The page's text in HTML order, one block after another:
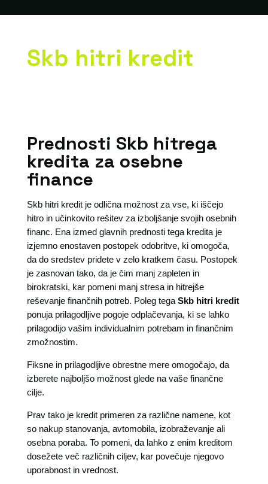
Skb hitri kredit
Prednosti Skb hitrega
kredita za osebne
finance
Skb hitri kredit je odlična možnost za vse, ki iščejo
hitro in učinkovito rešitev za izboljšanje svojih osebnih
financ. Ena izmed glavnih prednosti tega kredita je
izjemno enostaven postopek odobritve, ki omogoča,
da do sredstev pridete v zelo kratkem času. Postopek
je zasnovan tako, da je čim manj zapleten in
birokratski, kar pomeni manj stresa in hitrejše
reševanje finančnih potreb. Poleg tega Skb hitri kredit
ponuja prilagodljive pogoje odplačevanja, ki se lahko
prilagodijo vašim individualnim potrebam in finančnim
zmožnostim.
Fiksne in prilagodljive obrestne mere omogočajo, da
izberete najboljšo možnost glede na vaše finančne
cilje.
Prav tako je kredit primeren za različne namene, kot
so nakup stanovanja, avtomobila, izobraževanje ali
osebna poraba. To pomeni, da lahko z enim kreditom
dosežete več različnih ciljev, kar povečuje njegovo
uporabnost in vrednost.